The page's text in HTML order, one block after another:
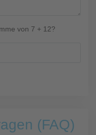
von 7 + 12?
(FAQ)